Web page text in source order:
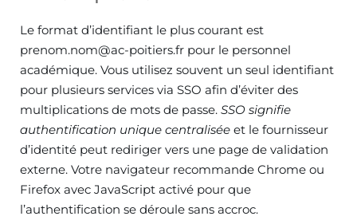
Le format d’identifiant le plus courant est
prenom.nom@ac-poitiers.fr pour le personnel
académique. Vous utilisez souvent un seul identifiant
pour plusieurs services via SSO afin d’éviter des
multiplications de mots de passe. SSO signifie
authentification unique centralisée et le fournisseur
d’identité peut rediriger vers une page de validation
externe. Votre navigateur recommande Chrome ou
Firefox avec JavaScript activé pour que
l’authentification se déroule sans accroc.